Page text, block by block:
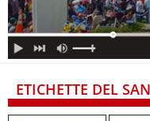
ETICHETTE DEL